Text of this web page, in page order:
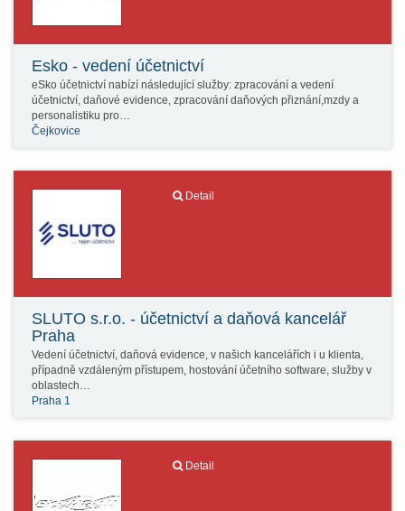
Esko - vedení účetnictví
eSko účetnictví nabízí následující služby: zpracování a vedení
účetnictví, daňové evidence, zpracování daňových přiznání,mzdy a
personalistiku pro…
Čejkovice
Detail
SLUTO s.r.o. - účetnictví a daňová kancelář
Praha
Vedení účetnictví, daňová evidence, v našich kancelářích i u klienta,
případně vzdáleným přístupem, hostování účetního software, služby v
oblastech…
Praha 1
Detail